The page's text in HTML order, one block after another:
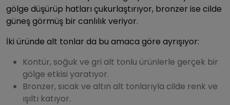
gölge düşürüp hatları çukurlaştırıyor, bronzer ise cilde
güneş görmüş bir canlılık veriyor.
İki üründe alt tonlar da bu amaca göre ayrışıyor:
Kontür, soğuk ve gri alt tonlu ürünlerle gerçek bir
gölge etkisi yaratıyor.
Bronzer, sıcak ve altın alt tonlarıyla cilde renk ve
ışıltı katıyor.